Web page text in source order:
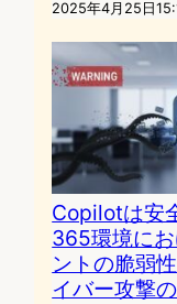
2025年4月25日
Copilotは安
365環境に
ントの脆弱
イバー攻撃